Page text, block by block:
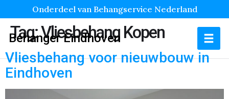
Onderdeel van Behangservice Nederland
Behanger Eindhoven
Tag:Vliesbehang Kopen
Vliesbehang voor nieuwbouw in
Eindhoven